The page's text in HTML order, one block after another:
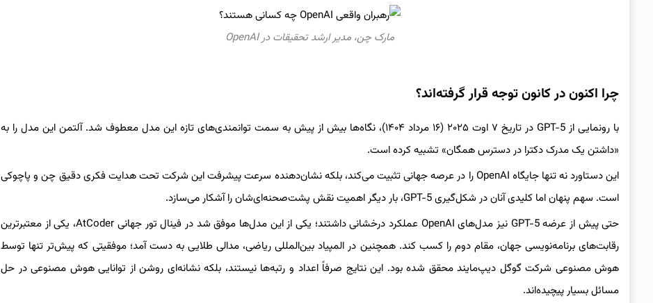
مارک چن، مدیر ارشد تحقیقات در OpenAI
چرا اکنون در کانون توجه‌ قرار گرفته‌اند؟
با رونمایی از GPT-5 در تاریخ ۷ اوت ۲۰۲۵ (۱۶ مرداد ۱۴۰۴)، نگاه‌ها بیش از پیش به سمت توانمندی‌های تازه این مدل معطوف شد. آلتمن این مدل را به
«داشتن یک مدرک دکترا در دسترس همگان» تشبیه کرده است.
این دستاورد نه تنها جایگاه OpenAI را در عرصه جهانی تثبیت می‌کند، بلکه نشان‌دهنده سرعت پیشرفت این شرکت تحت هدایت فکری دقیق چن و پاچوکی
است. سهم پنهان اما کلیدی آنان در شکل‌گیری GPT-5، بار دیگر اهمیت نقش پشت‌صحنه‌ای‌شان را آشکار می‌سازد.
حتی پیش از عرضه GPT-5 نیز مدل‌های OpenAI عملکرد درخشانی داشتند؛ یکی از این مدل‌ها موفق شد در فینال تور جهانی AtCoder، یکی از معتبرترین
رقابت‌های برنامه‌نویسی جهان، مقام دوم را کسب کند. همچنین در المپیاد بین‌المللی ریاضی، مدالی طلایی به دست آمد؛ موفقیتی که پیش‌تر تنها توسط
هوش مصنوعی شرکت گوگل دیپ‌مایند محقق شده بود. این نتایج صرفاً اعداد و رتبه‌ها نیستند، بلکه نشانه‌ای روشن از توانایی هوش مصنوعی در حل
مسائل بسیار پیچیده‌اند.